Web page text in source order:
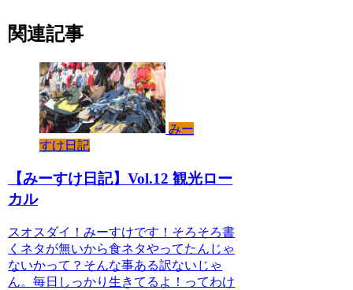
関連記事
みー
すけ日記
【みーすけ日記】Vol.12 観光ロー
カル
スオスダイ！みーすけです！そろそろ書
くネタが無いから食ネタやってたんじゃ
ないかって？そんな事ある訳ないじゃ
ん。毎日しっかり生きてるよ！ってわけ